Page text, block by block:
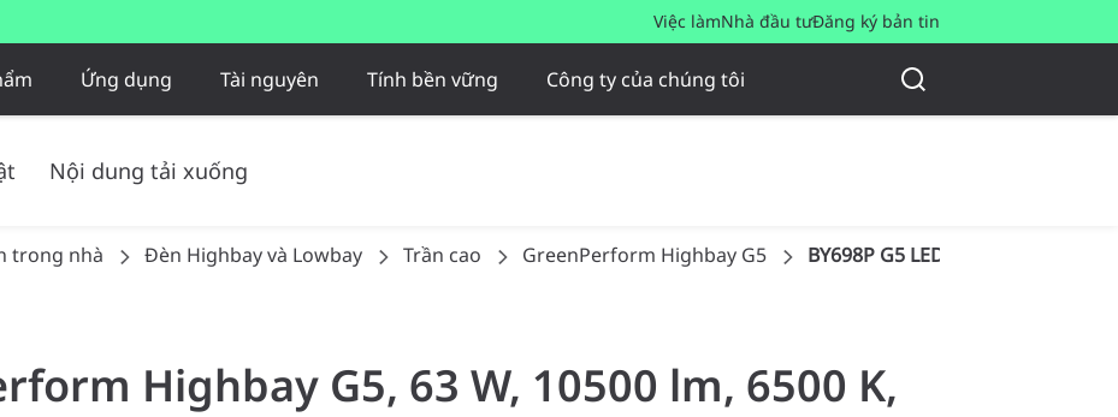
Việc làmNhà đầu tưĐăng ký bản tin
Ứng dụng Tài nguyên Tính bền vững Công ty của chúng tôi
Nội dung tải xuống
trong nhà Đèn Highbay và Lowbay​ Trần cao GreenPerform Highbay G5 BY698P G5 LED105/CW PSU NB
Highbay G5, 63 W, 10500 lm, 6500 K,